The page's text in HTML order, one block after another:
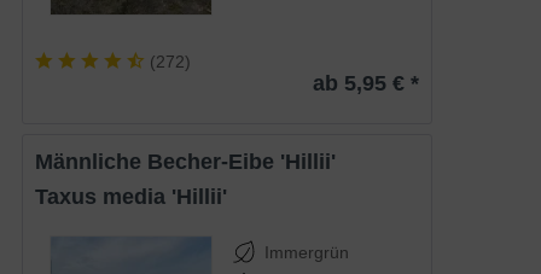
(272)
ab 5,95 € *
männliche Becher-Eibe 'Hillii'
Taxus media 'Hillii'
Immergrün